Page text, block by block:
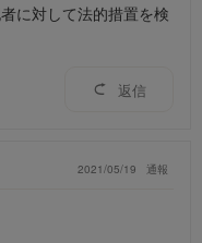
に対して法的措置を検
返信
2021/05/19 通報